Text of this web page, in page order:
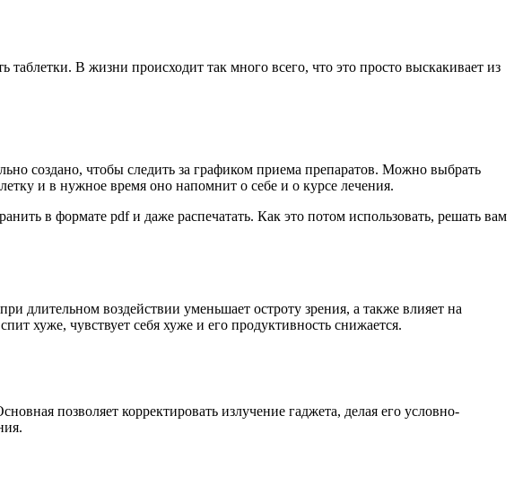
В жизни происходит так много всего, что это просто выскакивает из
создано, чтобы следить за графиком приема препаратов. Можно выбрать
и в нужное время оно напомнит о себе и о курсе лечения.
в формате pdf и даже распечатать. Как это потом использовать, решать вам
длительном воздействии уменьшает остроту зрения, а также влияет на
хуже, чувствует себя хуже и его продуктивность снижается.
позволяет корректировать излучение гаджета, делая его условно-